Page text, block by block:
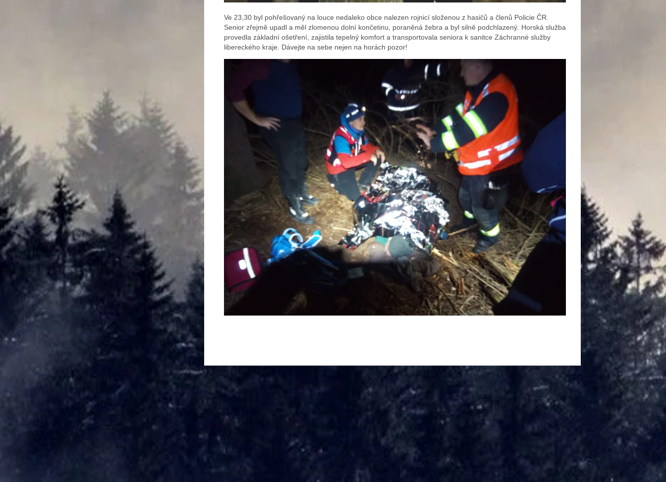
Ve 23,30 byl pohřešovaný na louce nedaleko obce nalezen rojnicí složenou z hasičů a členů Policie ČR.
Senior zřejmě upadl a měl zlomenou dolní končetinu, poraněná žebra a byl silně podchlazený. Horská služba
provedla základní ošetření, zajistila tepelný komfort a transportovala seniora k sanitce Záchranné služby
libereckého kraje. Dávejte na sebe nejen na horách pozor!